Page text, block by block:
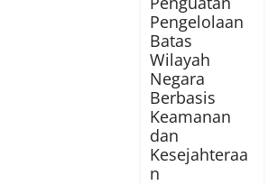
Pengelolaan
Batas
Wilayah
Negara
Berbasis
Keamanan
dan
Kesejahteraa
n